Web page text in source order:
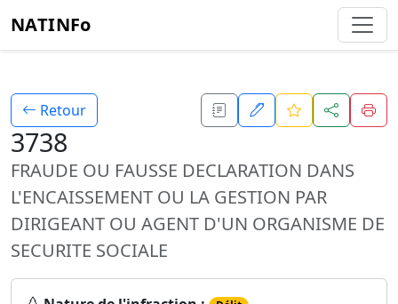
NATINFo
Retour
3738
FRAUDE OU FAUSSE DECLARATION DANS
L'ENCAISSEMENT OU LA GESTION PAR
DIRIGEANT OU AGENT D'UN ORGANISME DE
SECURITE SOCIALE